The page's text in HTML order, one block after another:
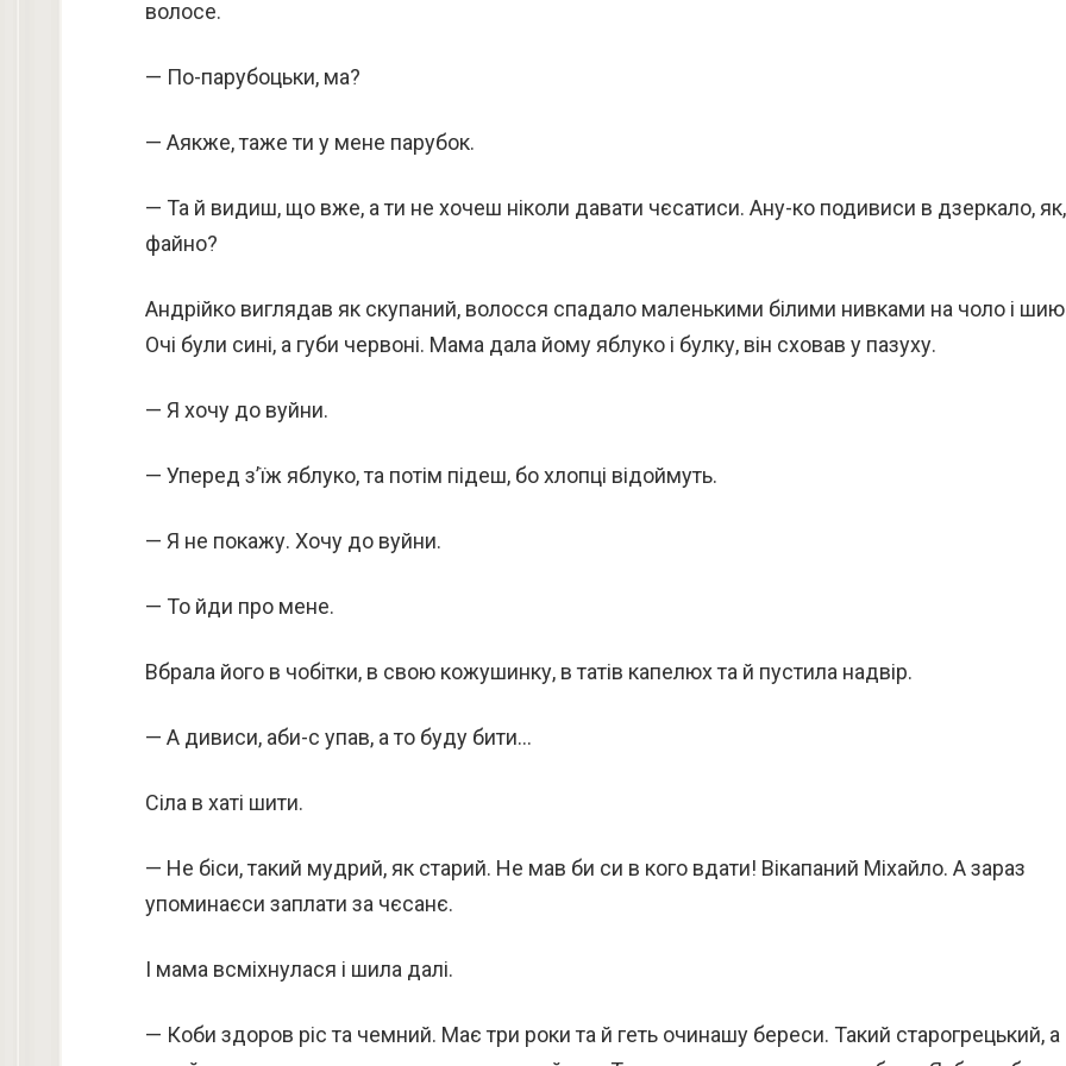
волосе.
— По-парубоцьки, ма?
— Аякже, таже ти у мене парубок.
— Та й видиш, що вже, а ти не хочеш ніколи давати чєсатиси. Ану-ко подивиси в дзеркало, як,
файно?
Андрійко виглядав як скупаний, волосся спадало маленькими білими нивками на чоло і
Очі були сині, а губи червоні. Мама дала йому яблуко і булку, він сховав у пазуху.
— Я хочу до вуйни.
— Уперед з’їж яблуко, та потім підеш, бо хлопці відоймуть.
— Я не покажу. Хочу до вуйни.
— То йди про мене.
Вбрала його в чобітки, в свою кожушинку, в татів капелюх та й пустила надвір.
— А дивиси, аби-с упав, а то буду бити…
Сіла в хаті шити.
— Не біси, такий мудрий, як старий. Не мав би си в кого вдати! Вікапаний Міхайло. А зараз
упоминаєси заплати за чєсанє.
І мама всміхнулася і шила далі.
— Коби здоров ріс та чемний. Має три роки та й геть очинашу береси. Такий старогрецький, а